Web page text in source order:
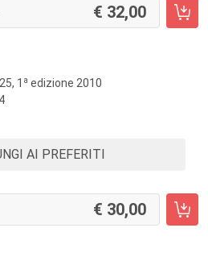
32,00
1 a edizione 2010
AI PREFERITI
30,00